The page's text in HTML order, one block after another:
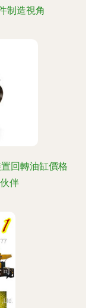
制造視角
回轉油缸價格
伴